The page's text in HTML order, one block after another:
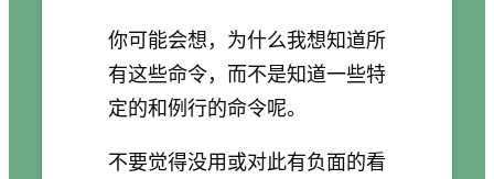
你可能会想，为什么我想知道所
有这些命令，而不是知道一些特
定的和例行的命令呢。
不要觉得没用或对此有负面的看